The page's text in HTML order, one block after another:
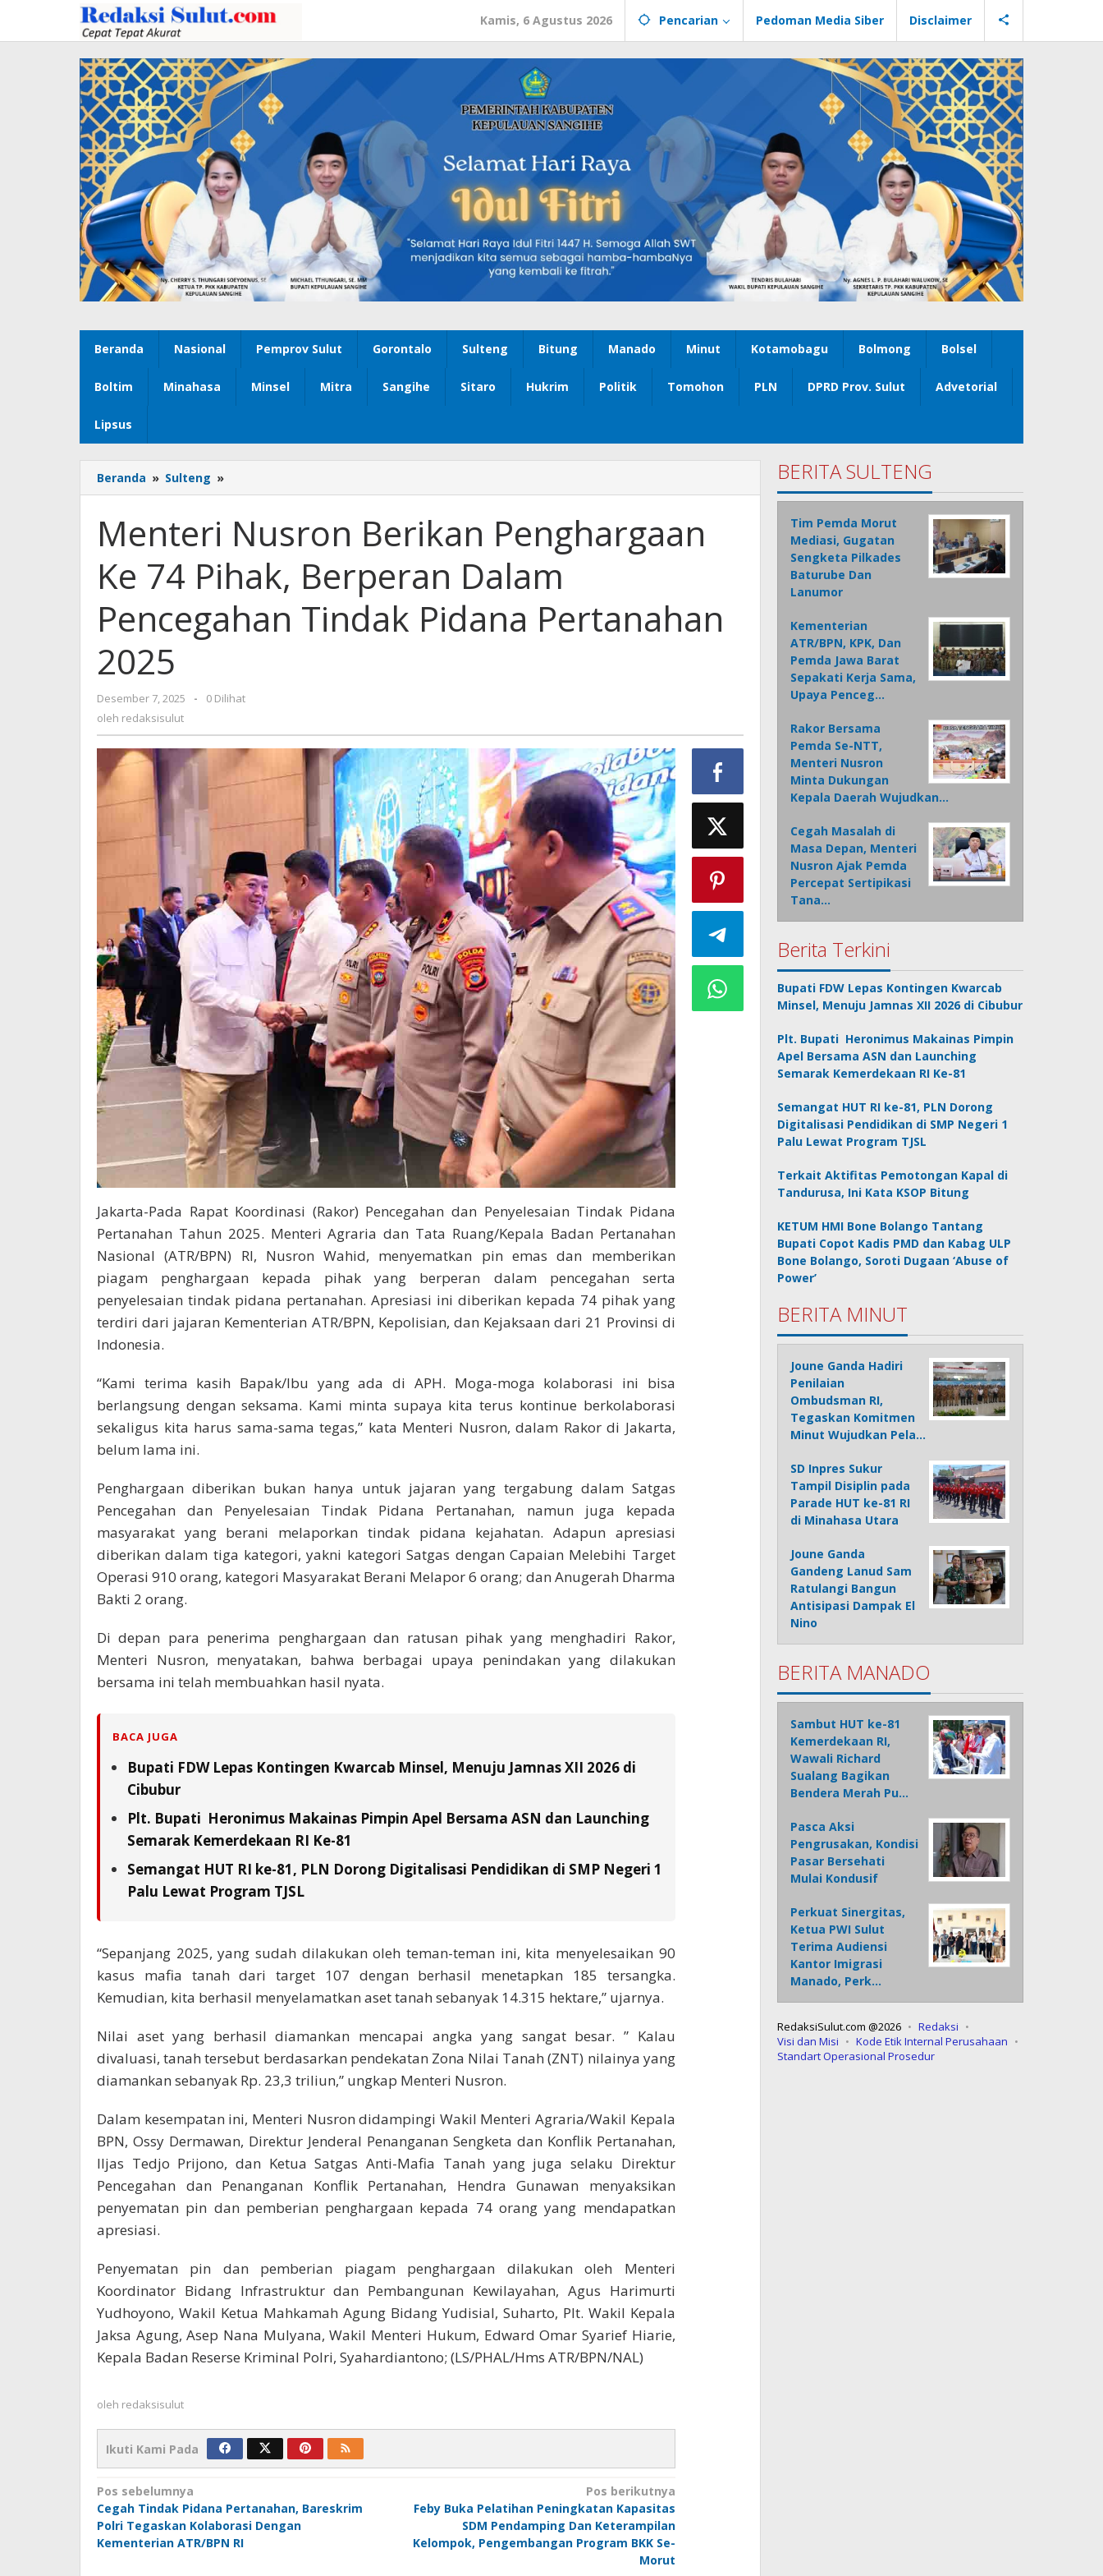
konten
Kamis, 6 Agustus 2026 Pencarian Pedoman Media Siber Disclaimer
Beranda Nasional Pemprov Sulut Gorontalo Sulteng Bitung Manado Minut Kotamobagu Bolmong Bolsel
Boltim Minahasa Minsel Mitra Sangihe Sitaro Hukrim Politik Tomohon PLN DPRD Prov. Sulut Advetorial
Lipsus
Beranda » Sulteng »
Nusron
Penghargaan
Ke
74
Pihak,
Dalam
Pencegahan
2025
Menteri Nusron Berikan Penghargaan
Ke 74 Pihak, Berperan Dalam
Pencegahan Tindak Pidana Pertanahan
2025
Desember 7, 2025
oleh
-
0 Dilihat
oleh redaksisulut
Jakarta-Pada Rapat Koordinasi (Rakor) Pencegahan dan Penyelesaian Tindak Pidana
Pertanahan Tahun 2025. Menteri Agraria dan Tata Ruang/Kepala Badan Pertanahan
Nasional (ATR/BPN) RI, Nusron Wahid, menyematkan pin emas dan memberikan
piagam penghargaan kepada pihak yang berperan dalam pencegahan serta
penyelesaian tindak pidana pertanahan. Apresiasi ini diberikan kepada 74 pihak yang
terdiri dari jajaran Kementerian ATR/BPN, Kepolisian, dan Kejaksaan dari 21 Provinsi di
Indonesia.
“Kami terima kasih Bapak/Ibu yang ada di APH. Moga-moga kolaborasi ini bisa
berlangsung dengan seksama. Kami minta supaya kita terus kontinue berkolaborasi
sekaligus kita harus sama-sama tegas,” kata Menteri Nusron, dalam Rakor di Jakarta,
belum lama ini.
Penghargaan diberikan bukan hanya untuk jajaran yang tergabung dalam Satgas
Pencegahan dan Penyelesaian Tindak Pidana Pertanahan, namun juga kepada
masyarakat yang berani melaporkan tindak pidana kejahatan. Adapun apresiasi
diberikan dalam tiga kategori, yakni kategori Satgas dengan Capaian Melebihi Target
Operasi 910 orang, kategori Masyarakat Berani Melapor 6 orang; dan Anugerah Dharma
Bakti 2 orang.
Di depan para penerima penghargaan dan ratusan pihak yang menghadiri Rakor,
Menteri Nusron, menyatakan, bahwa berbagai upaya penindakan yang dilakukan
bersama ini telah membuahkan hasil nyata.
BACA JUGA
Bupati FDW Lepas Kontingen Kwarcab Minsel, Menuju Jamnas XII 2026 di
Cibubur
Plt. Bupati Heronimus Makainas Pimpin Apel Bersama ASN dan Launching
Semarak Kemerdekaan RI Ke-81
Semangat HUT RI ke-81, PLN Dorong Digitalisasi Pendidikan di SMP Negeri 1
Palu Lewat Program TJSL
“Sepanjang 2025, yang sudah dilakukan oleh teman-teman ini, kita menyelesaikan 90
kasus mafia tanah dari target 107 dengan berhasil menetapkan 185 tersangka.
Kemudian, kita berhasil menyelamatkan aset tanah sebanyak 14.315 hektare,” ujarnya.
Nilai aset yang berhasil diamankan mencapai angka yang sangat besar. ” Kalau
divaluasi, tanah tersebut berdasarkan pendekatan Zona Nilai Tanah (ZNT) nilainya yang
diamankan sebanyak Rp. 23,3 triliun,” ungkap Menteri Nusron.
Dalam kesempatan ini, Menteri Nusron didampingi Wakil Menteri Agraria/Wakil Kepala
BPN, Ossy Dermawan, Direktur Jenderal Penanganan Sengketa dan Konflik Pertanahan,
Iljas Tedjo Prijono, dan Ketua Satgas Anti-Mafia Tanah yang juga selaku Direktur
Pencegahan dan Penanganan Konflik Pertanahan, Hendra Gunawan menyaksikan
penyematan pin dan pemberian penghargaan kepada 74 orang yang mendapatkan
apresiasi.
Penyematan pin dan pemberian piagam penghargaan dilakukan oleh Menteri
Koordinator Bidang Infrastruktur dan Pembangunan Kewilayahan, Agus Harimurti
Yudhoyono, Wakil Ketua Mahkamah Agung Bidang Yudisial, Suharto, Plt. Wakil Kepala
Jaksa Agung, Asep Nana Mulyana, Wakil Menteri Hukum, Edward Omar Syarief Hiarie,
Kepala Badan Reserse Kriminal Polri, Syahardiantono; (LS/PHAL/Hms ATR/BPN/NAL)
oleh redaksisulut
Ikuti Kami Pada
Navigasi
pos
Pos sebelumnya
Cegah Tindak Pidana Pertanahan, Bareskrim
Polri Tegaskan Kolaborasi Dengan
Kementerian ATR/BPN RI
Pos berikutnya
Feby Buka Pelatihan Peningkatan Kapasitas
SDM Pendamping Dan Keterampilan
Kelompok, Pengembangan Program BKK Se-
Morut
BERITA SULTENG
Tim Pemda Morut
Mediasi, Gugatan
Sengketa Pilkades
Baturube Dan
Lanumor
Kementerian
ATR/BPN, KPK, Dan
Pemda Jawa Barat
Sepakati Kerja Sama,
Upaya Penceg…
Rakor Bersama
Pemda Se-NTT,
Menteri Nusron
Minta Dukungan
Kepala Daerah Wujudkan…
Cegah Masalah di
Masa Depan, Menteri
Nusron Ajak Pemda
Percepat Sertipikasi
Tana…
Berita Terkini
Bupati FDW Lepas Kontingen Kwarcab
Minsel, Menuju Jamnas XII 2026 di Cibubur
Plt. Bupati Heronimus Makainas Pimpin
Apel Bersama ASN dan Launching
Semarak Kemerdekaan RI Ke-81
Semangat HUT RI ke-81, PLN Dorong
Digitalisasi Pendidikan di SMP Negeri 1
Palu Lewat Program TJSL
Terkait Aktifitas Pemotongan Kapal di
Tandurusa, Ini Kata KSOP Bitung
KETUM HMI Bone Bolango Tantang
Bupati Copot Kadis PMD dan Kabag ULP
Bone Bolango, Soroti Dugaan ‘Abuse of
Power’
BERITA MINUT
Joune Ganda Hadiri
Penilaian
Ombudsman RI,
Tegaskan Komitmen
Minut Wujudkan Pela…
SD Inpres Sukur
Tampil Disiplin pada
Parade HUT ke-81 RI
di Minahasa Utara
Joune Ganda
Gandeng Lanud Sam
Ratulangi Bangun
Antisipasi Dampak El
Nino
BERITA MANADO
Sambut HUT ke-81
Kemerdekaan RI,
Wawali Richard
Sualang Bagikan
Bendera Merah Pu…
Pasca Aksi
Pengrusakan, Kondisi
Pasar Bersehati
Mulai Kondusif
Perkuat Sinergitas,
Ketua PWI Sulut
Terima Audiensi
Kantor Imigrasi
Manado, Perk…
RedaksiSulut.com @2026
Redaksi
Visi dan Misi
Kode Etik Internal Perusahaan
Standart Operasional Prosedur